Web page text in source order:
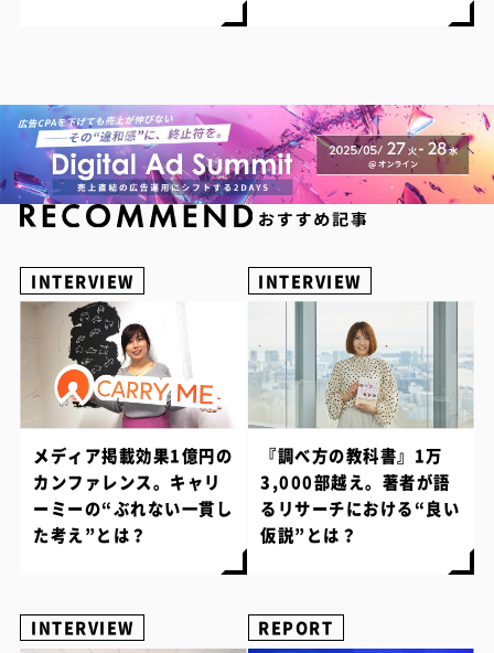
INTERVIEW
メディア掲載効果1億円の
カンファレンス。キャリ
ーミーの“ぶれない一貫し
た考え”とは？
INTERVIEW
『調べ方の教科書』1万
3,000部越え。著者が語
るリサーチにおける“良い
仮説”とは？
INTERVIEW REPORT